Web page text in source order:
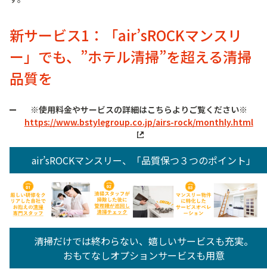
新サービス1：「air’sROCKマンスリ
ー」でも、”ホテル清掃”を超える清掃
品質を
※使用料金やサービスの詳細はこちらよりご覧ください※
https://www.bstylegroup.co.jp/airs-rock/monthly.html
air’sROCKマンスリー、「品質保つ３つのポイント」
清掃だけでは終わらない、嬉しいサービスも充実。
おもてなしオプションサービスも用意